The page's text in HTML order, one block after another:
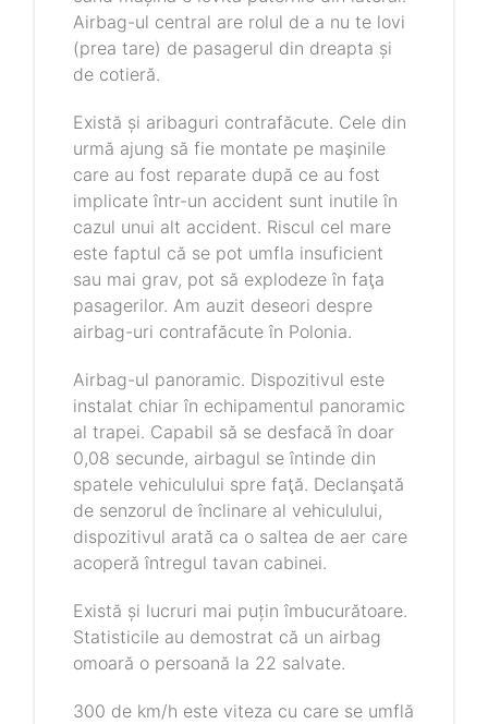
Airbag-ul central are rolul de a nu te lovi
(prea tare) de pasagerul din dreapta și
de cotieră.
Există și aribaguri contrafăcute. Cele din
urmă ajung să fie montate pe maşinile
care au fost reparate după ce au fost
implicate într-un accident sunt inutile în
cazul unui alt accident. Riscul cel mare
este faptul că se pot umfla insuficient
sau mai grav, pot să explodeze în faţa
pasagerilor. Am auzit deseori despre
airbag-uri contrafăcute în Polonia.
Airbag-ul panoramic. Dispozitivul este
instalat chiar în echipamentul panoramic
al trapei. Capabil să se desfacă în doar
0,08 secunde, airbagul se întinde din
spatele vehiculului spre faţă. Declanşată
de senzorul de înclinare al vehiculului,
dispozitivul arată ca o saltea de aer care
acoperă întregul tavan cabinei.
Există și lucruri mai puțin îmbucurătoare.
Statisticile au demostrat că un airbag
omoară o persoană la 22 salvate.
300 de km/h este viteza cu care se umflă